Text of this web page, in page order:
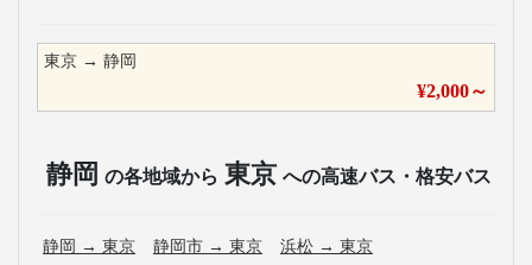
東京 → 静岡
¥2,000～
静岡 の各地域から 東京 への高速バス・格安バス
静岡 → 東京 静岡市 → 東京 浜松 → 東京